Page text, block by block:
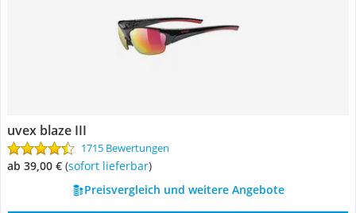
uvex blaze III
1715 Bewertungen
ab 39,00 € ( Sofort lieferbar)
Preisvergleich und weitere Angebote